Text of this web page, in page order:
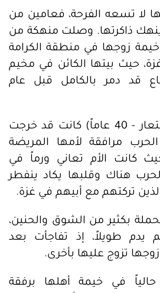
لا تسعه الفرحة، فعامين من
ينهك ذاكرتها. وصلت منهكة من
خيمة زوجها في منطقة الكرامة
حيث بيتها الكائن في مخيم
قد دمر بالكامل قبل عام
ربا سليم (اسم مستعار - 40 عاماً) كانت قد خرجت
مرافقة لأمها المريضة
كانت الأم تعاني ورماً في
هناك وقلبها يكاد ينفطر
تركتهم مع أبيهم في غزة.
بكثير من الشوق والحنين،
يدم طويلاً، إذ تفاجأت بعد
تزوج عليها بأخرى.
في خيمة أهلها برفقة